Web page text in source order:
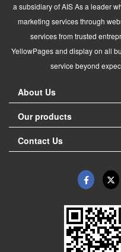
a subsidiary of AIS As a leader
marketing services through
services from trusted
YellowPages and display on all
service beyond
About Us
Our products
Contact Us